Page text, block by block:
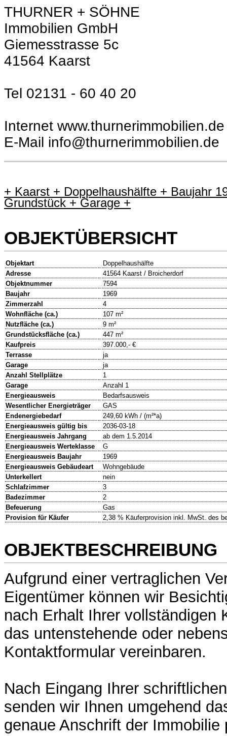
THURNER + SÖHNE
Immobilien GmbH
Giemesstrasse 5c
41564 Kaarst
Tel 02131 - 60 40 20
Internet www.thurnerimmobilien.de
E-Mail info@thurnerimmobilien.de
+ Kaarst + Doppelhaushälfte + Baujahr
Grundstück + Garage +
OBJEKTÜBERSICHT
Objektart
Doppelhaushälfte
Adresse
41564 Kaarst / Broicherdorf
Objektnummer
7594
Baujahr
1969
Zimmerzahl
4
Wohnfläche (ca.)
107 m²
Nutzfläche (ca.)
9 m²
Grundstücksfläche (ca.)
447 m²
Kaufpreis
397.000,- €
Terrasse
ja
Garage
ja
Anzahl Stellplätze
1
Garage
Anzahl 1
Energieausweis
Bedarfsausweis
Wesentlicher Energieträger
GAS
Endenergiebedarf
249,60 kWh / (m²*a)
Energieausweis gültig bis
2036-03-18
Energieausweis Jahrgang
ab dem 1.5.2014
Energieausweis Werteklasse
G
Energieausweis Baujahr
1969
Energieausweis Gebäudeart
Wohngebäude
Unterkellert
nein
Schlafzimmer
3
Badezimmer
2
Befeuerung
Gas
Provision für Käufer
2,38 % Käuferprovision inkl. MwSt. des
OBJEKTBESCHREIBUNG
Aufgrund einer vertraglichen
Eigentümer können wir
nach Erhalt Ihrer vollständigen
das untenstehende oder
Kontaktformular vereinbaren.
Nach Eingang Ihrer
senden wir Ihnen umgehend
genaue Anschrift der Immobilie